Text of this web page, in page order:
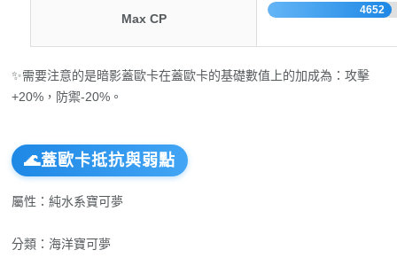
Max CP
4652
✨需要注意的是暗影蓋歐卡在蓋歐卡的基礎數值上的加成為：攻擊
+20%，防禦-20%。
🌊蓋歐卡抵抗與弱點
屬性：純水系寶可夢
分類：海洋寶可夢